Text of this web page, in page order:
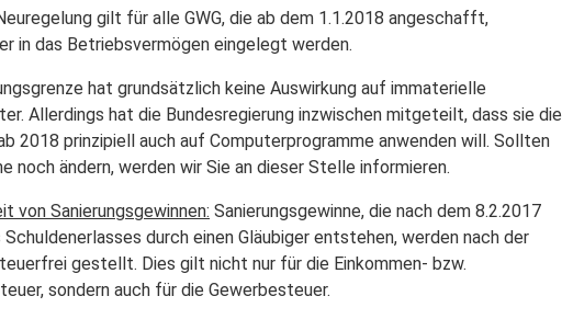
gilt für alle GWG, die ab dem 1.1.2018 angeschafft,
in das Betriebsvermögen eingelegt werden.
hat grundsätzlich keine Auswirkung auf immaterielle
Allerdings hat die Bundesregierung inzwischen mitgeteilt, dass sie die
2018 prinzipiell auch auf Computerprogramme anwenden will. Sollten
noch ändern, werden wir Sie an dieser Stelle informieren.
von Sanierungsgewinnen: Sanierungsgewinne, die nach dem 8.2.2017
durch einen Gläubiger entstehen, werden nach der
gestellt. Dies gilt nicht nur für die Einkommen- bzw.
sondern auch für die Gewerbesteuer.